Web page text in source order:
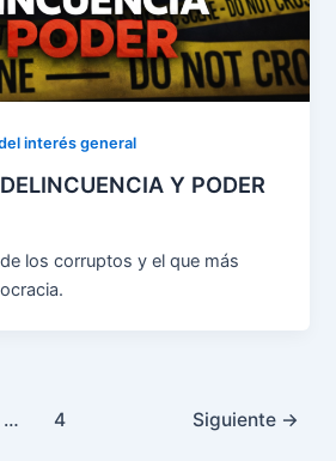
interés general
Y PODER
los corruptos y el que más
… 4 Siguiente →